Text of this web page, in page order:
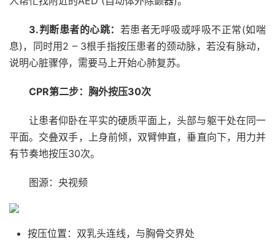
3.判断患者的心跳： 若患者无呼吸或呼吸不正常(如喘
息)，同时用2 – 3根手指按压患者的颈动脉，若没有脉动，
说明心脏骤停，需要马上开始心肺复苏。
CPR第二步：胸外按压30次
让患者仰卧在平实的硬质平面上，头部与躯干处在同一
平面。交叠双手，上身前倾，双臂伸直，垂直向下，用力并
有节奏地按压30次。
图源：央视频
按压位置：双乳头连线，与胸骨交界处